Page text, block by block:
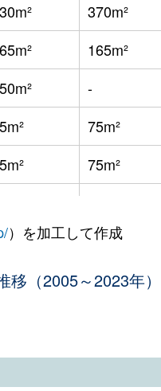
370m²
165m²
-
75m²
75m²
40m²
340m²
290m²
）を加工して作成
（2005～2023年）